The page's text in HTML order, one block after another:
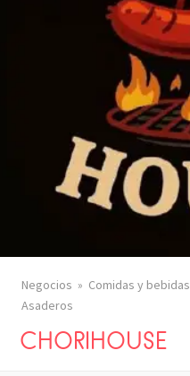
Negocios Comidas y bebidas
Asaderos
CHORIHOUSE